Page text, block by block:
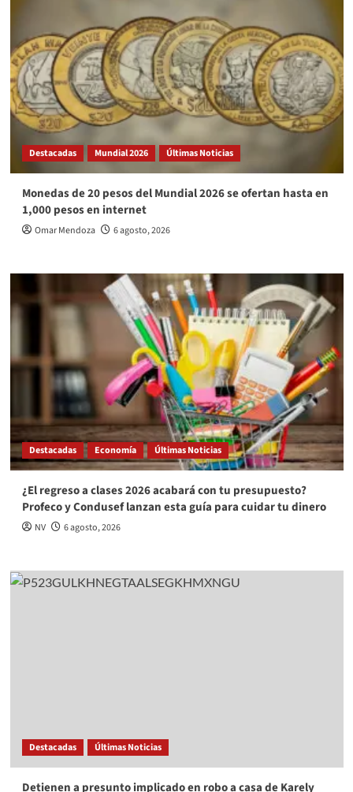
Destacadas Mundial 2026 Últimas Noticias
Monedas de 20 pesos del Mundial 2026 se ofertan hasta en
1,000 pesos en internet
Omar Mendoza 6 agosto, 2026
Destacadas Economía Últimas Noticias
¿El regreso a clases 2026 acabará con tu presupuesto?
Profeco y Condusef lanzan esta guía para cuidar tu dinero
NV 6 agosto, 2026
Destacadas Últimas Noticias
Detienen a presunto implicado en robo a casa de Karely